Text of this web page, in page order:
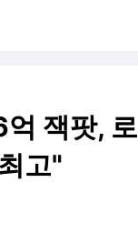
잭팟, 로
고"